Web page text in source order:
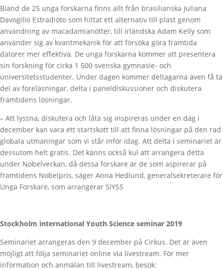
Bland de 25 unga forskarna finns allt från brasilianska Juliana
Davogilio Estradioto som hittat ett alternativ till plast genom
användning av macadamianötter, till irländska Adam Kelly som
använder sig av kvantmekanik för att försöka göra framtida
datorer mer effektiva. De unga forskarna kommer att presentera
sin forskning för cirka 1 500 svenska gymnasie- och
universitetsstudenter. Under dagen kommer deltagarna även få ta
del av föreläsningar, delta i paneldiskussioner och diskutera
framtidens lösningar.
– Att lyssna, diskutera och låta sig inspireras under en dag i
december kan vara ett startskott till att finna lösningar på den rad
globala utmaningar som vi står inför idag. Att delta i seminariet är
dessutom helt gratis. Det känns också kul att arrangera detta
under Nobelveckan, då dessa forskare är de som aspirerar på
framtidens Nobelpris, säger Anna Hedlund, generalsekreterare för
Unga Forskare, som arrangerar SIYSS
Stockholm international Youth Science seminar 2019
Seminariet arrangeras den 9 december på Cirkus. Det är även
möjligt att följa seminariet online via livestream. För mer
information och anmälan till livestream, besök: